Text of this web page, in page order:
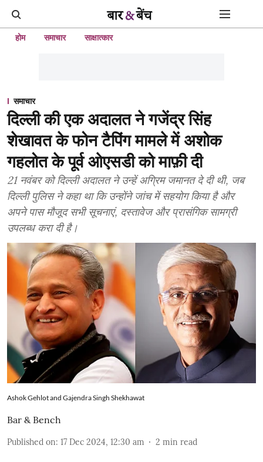
होम समाचार साक्षात्कार
समाचार
दिल्ली की एक अदालत ने गजेंद्र सिंह
शेखावत के फोन टैपिंग मामले में अशोक
गहलोत के पूर्व ओएसडी को माफ़ी दी
21 नवंबर को दिल्ली अदालत ने उन्हें अग्रिम जमानत दे दी थी, जब
दिल्ली पुलिस ने कहा था कि उन्होंने जांच में सहयोग किया है और
अपने पास मौजूद सभी सूचनाएं, दस्तावेज और प्रासंगिक सामग्री
उपलब्ध करा दी है।
Ashok Gehlot and Gajendra Singh Shekhawat
Bar & Bench
Published on: 17 Dec 2024, 12:30 am 2 min read